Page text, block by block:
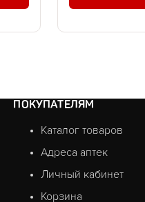
ПОКУПАТЕЛЯМ
Каталог товаров
Адреса аптек
Личный кабинет
Корзина